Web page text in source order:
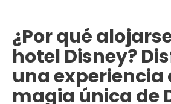
¿Por qué
hotel Disney?
una experiencia
magia única de